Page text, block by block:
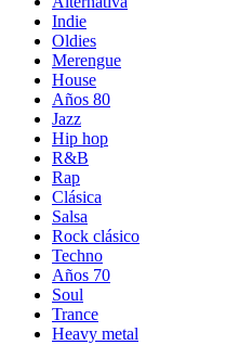
Indie
Oldies
Merengue
House
Años 80
Jazz
Hip hop
R&B
Rap
Clásica
Salsa
Rock clásico
Techno
Años 70
Soul
Trance
Heavy metal